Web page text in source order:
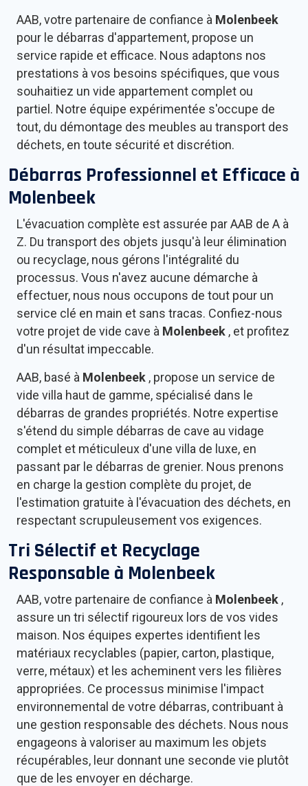
AAB, votre partenaire de confiance à Molenbeek
pour le débarras d'appartement, propose un
service rapide et efficace. Nous adaptons nos
prestations à vos besoins spécifiques, que vous
souhaitiez un vide appartement complet ou
partiel. Notre équipe expérimentée s'occupe de
tout, du démontage des meubles au transport des
déchets, en toute sécurité et discrétion.
Débarras Professionnel et Efficace à
Molenbeek
L'évacuation complète est assurée par AAB de A à
Z. Du transport des objets jusqu'à leur élimination
ou recyclage, nous gérons l'intégralité du
processus. Vous n'avez aucune démarche à
effectuer, nous nous occupons de tout pour un
service clé en main et sans tracas. Confiez-nous
votre projet de vide cave à Molenbeek , et profitez
d'un résultat impeccable.
AAB, basé à Molenbeek , propose un service de
vide villa haut de gamme, spécialisé dans le
débarras de grandes propriétés. Notre expertise
s'étend du simple débarras de cave au vidage
complet et méticuleux d'une villa de luxe, en
passant par le débarras de grenier. Nous prenons
en charge la gestion complète du projet, de
l'estimation gratuite à l'évacuation des déchets, en
respectant scrupuleusement vos exigences.
Tri Sélectif et Recyclage
Responsable à Molenbeek
AAB, votre partenaire de confiance à Molenbeek ,
assure un tri sélectif rigoureux lors de vos vides
maison. Nos équipes expertes identifient les
matériaux recyclables (papier, carton, plastique,
verre, métaux) et les acheminent vers les filières
appropriées. Ce processus minimise l'impact
environnemental de votre débarras, contribuant à
une gestion responsable des déchets. Nous nous
engageons à valoriser au maximum les objets
récupérables, leur donnant une seconde vie plutôt
que de les envoyer en décharge.